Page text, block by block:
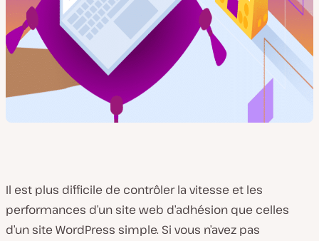
Il est plus difficile de contrôler la vitesse et les
performances d’un site web d’adhésion que celles
d’un site WordPress simple. Si vous n’avez pas